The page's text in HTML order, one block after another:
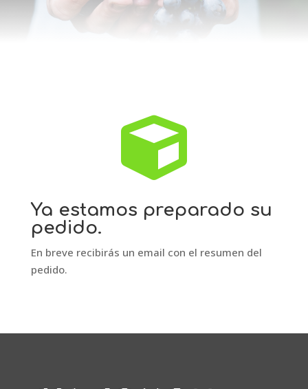

Ya estamos preparado su
pedido.
En breve recibirás un email con el resumen del
pedido.